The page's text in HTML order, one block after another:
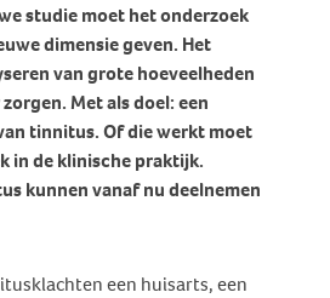
studie moet het onderzoek
dimensie geven. Het
van grote hoeveelheden
Met als doel: een
tinnitus. Of die werkt moet
in de klinische praktijk.
kunnen vanaf nu deelnemen
een huisarts, een